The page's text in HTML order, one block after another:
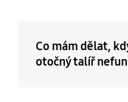
Co mám dělat,
otočný talíř